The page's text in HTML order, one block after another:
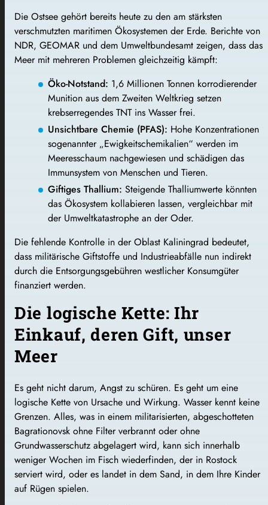
Die Ostsee gehört bereits heute zu den am stärksten
verschmutzten maritimen Ökosystemen der Erde. Berichte von
NDR, GEOMAR und dem Umweltbundesamt zeigen, dass das
Meer mit mehreren Problemen gleichzeitig kämpft:
Öko-Notstand: 1,6 Millionen Tonnen korrodierender
Munition aus dem Zweiten Weltkrieg setzen
krebserregendes TNT ins Wasser frei.
Unsichtbare Chemie (PFAS): Hohe Konzentrationen
sogenannter „Ewigkeitschemikalien“ werden im
Meeresschaum nachgewiesen und schädigen das
Immunsystem von Menschen und Tieren.
Giftiges Thallium: Steigende Thalliumwerte könnten
das Ökosystem kollabieren lassen, vergleichbar mit
der Umweltkatastrophe an der Oder.
Die fehlende Kontrolle in der Oblast Kaliningrad bedeutet,
dass militärische Giftstoffe und Industrieabfälle nun indirekt
durch die Entsorgungsgebühren westlicher Konsumgüter
finanziert werden.
Die logische Kette: Ihr
Einkauf, deren Gift, unser
Meer
Es geht nicht darum, Angst zu schüren. Es geht um eine
logische Kette von Ursache und Wirkung. Wasser kennt keine
Grenzen. Alles, was in einem militarisierten, abgeschotteten
Bagrationovsk ohne Filter verbrannt oder ohne
Grundwasserschutz abgelagert wird, kann sich innerhalb
weniger Wochen im Fisch wiederfinden, der in Rostock
serviert wird, oder es landet in dem Sand, in dem Ihre Kinder
auf Rügen spielen.